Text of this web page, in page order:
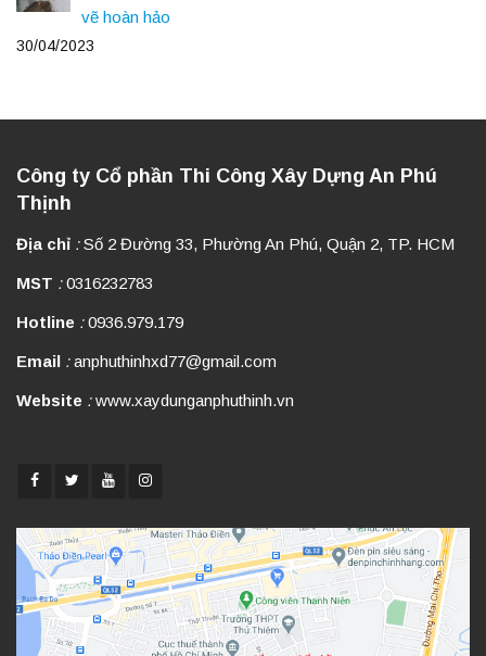
vẽ hoàn hảo
30/04/2023
Công ty Cổ phần Thi Công Xây Dựng An Phú
Thịnh
Địa chỉ :Số 2 Đường 33, Phường An Phú, Quận 2, TP. HCM
MST :0316232783
Hotline : 0936.979.179
Email :anphuthinhxd77@gmail.com
Website :www.xaydunganphuthinh.vn